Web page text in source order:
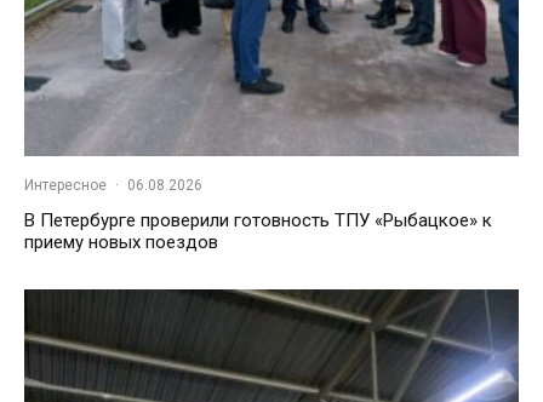
Интересное · 06.08.2026
В Петербурге проверили готовность ТПУ «Рыбацкое» к
приему новых поездов